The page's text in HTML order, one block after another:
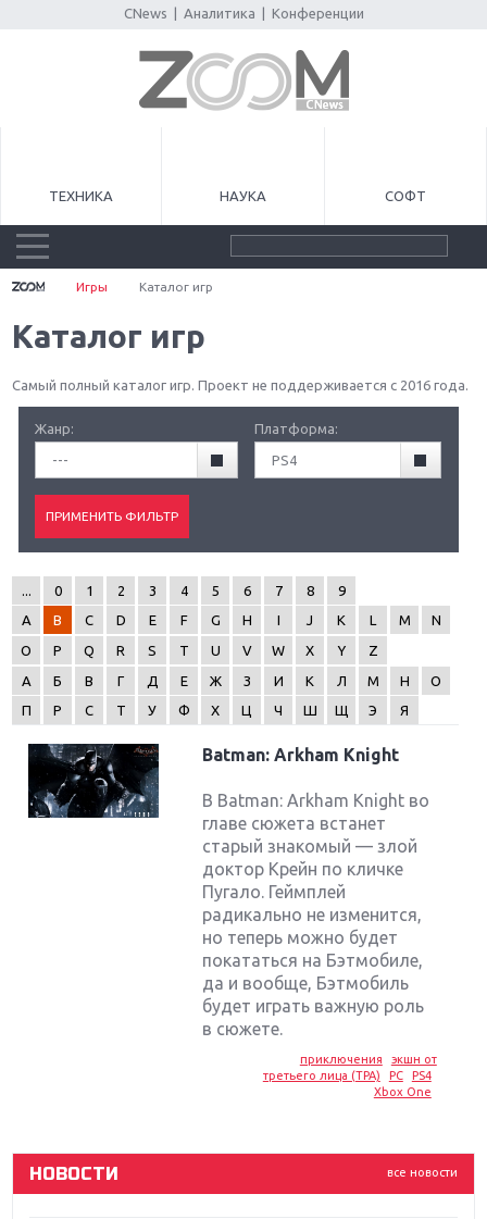
CNews Аналитика Конференции
ТЕХНИКА НАУКА СОФТ
Игры Каталог игр
Каталог игр
Самый полный каталог игр. Проект не поддерживается с 2016 года.
Жанр:
---
Платформа:
PS4
0 1 2 3 4 5 6 7 8
9
A
B C D E F G H I J K L M
N
O
P Q R S T U V W X Y
Z
А
Б В Г Д Е Ж З И К Л М Н
О
П
Р С Т У Ф Х Ц Ч Ш Щ Э Я
Batman: Arkham Knight
В Batman: Arkham Knight во
главе сюжета встанет
старый знакомый — злой
доктор Крейн по кличке
Пугало. Геймплей
радикально не изменится,
но теперь можно будет
покататься на Бэтмобиле,
да и вообще, Бэтмобиль
будет играть важную роль
в сюжете.
приключения
экшн от
третьего лица (TPA)
PC
PS4
Xbox One
все новости
НОВОСТИ
Крупнейшие релизы мая: Nintendo, Microsoft и
Новинки для Nintendo Switch: Labo, South Park и
Far Cry 5: хвалить нельзя ругать